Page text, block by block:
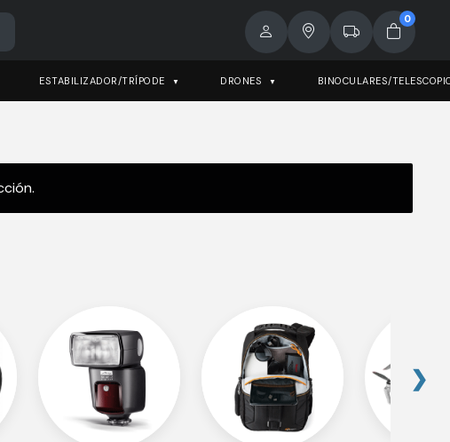
0
ESTABILIZADOR/TRÍPODE DRONES BINOCULARES/
❯